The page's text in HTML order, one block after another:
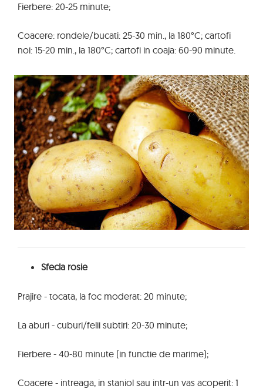
Fierbere: 20-25 minute;
Coacere: rondele/bucati: 25-30 min., la 180°C; cartofi
noi: 15-20 min., la 180°C; cartofi in coaja: 60-90 minute.
Sfecla rosie
Prajire - tocata, la foc moderat: 20 minute;
La aburi - cuburi/felii subtiri: 20-30 minute;
Fierbere - 40-80 minute (in functie de marime);
Coacere - intreaga, in staniol sau intr-un vas acoperit: 1